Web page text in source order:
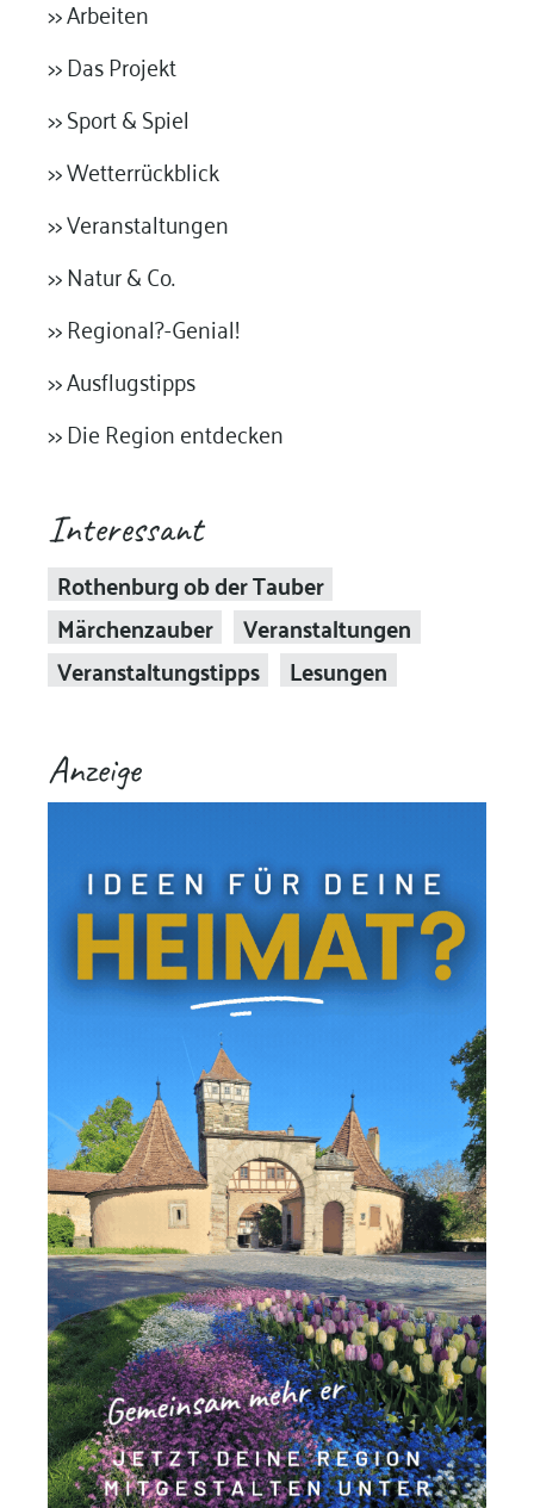
>> Arbeiten
>> Das Projekt
>> Sport & Spiel
>> Wetterrückblick
>> Veranstaltungen
>> Natur & Co.
>> Regional?-Genial!
>> Ausflugstipps
>> Die Region entdecken
Interessant
Rothenburg ob der Tauber
Märchenzauber
Veranstaltungen
Veranstaltungstipps
Lesungen
Anzeige